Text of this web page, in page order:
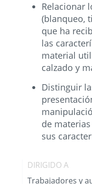
Relacionar
(blanqueo,
que ha
las
material
calzado y
Distinguir
de
sus
DIRIGIDO A
Trabajadores y